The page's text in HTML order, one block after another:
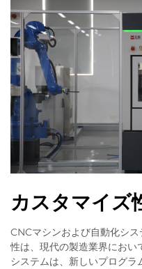
カスタマイズ
CNCマシンおよび自動化シ
性は、現代の製造業界にお
システムは、新しいプログ